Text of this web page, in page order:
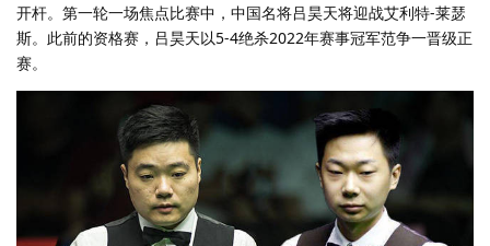
开杆。第一轮一场焦点比赛中，中国名将吕昊天将迎战艾利特-莱瑟
斯。此前的资格赛，吕昊天以5-4绝杀2022年赛事冠军范争一晋级正
赛。